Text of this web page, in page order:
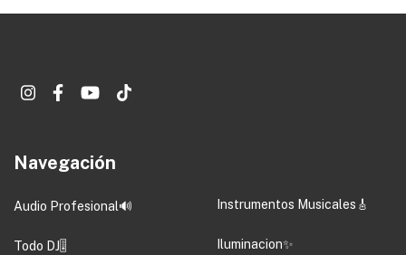
Navegación
Audio Profesional🔊 Instrumentos Musicales🎸
Todo DJ🎚️ Iluminacion✨